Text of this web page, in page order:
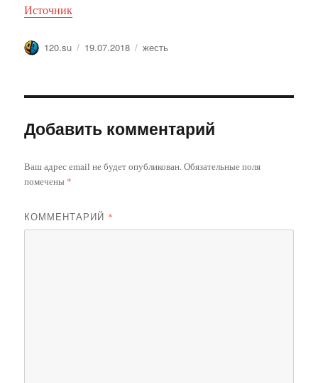
Источник
Автор
120.su Опубликовано
19.07.2018 Метки
жесть
Добавить комментарий
Ваш адрес email не будет опубликован.Обязательные поля
помечены *
КОММЕНТАРИЙ *